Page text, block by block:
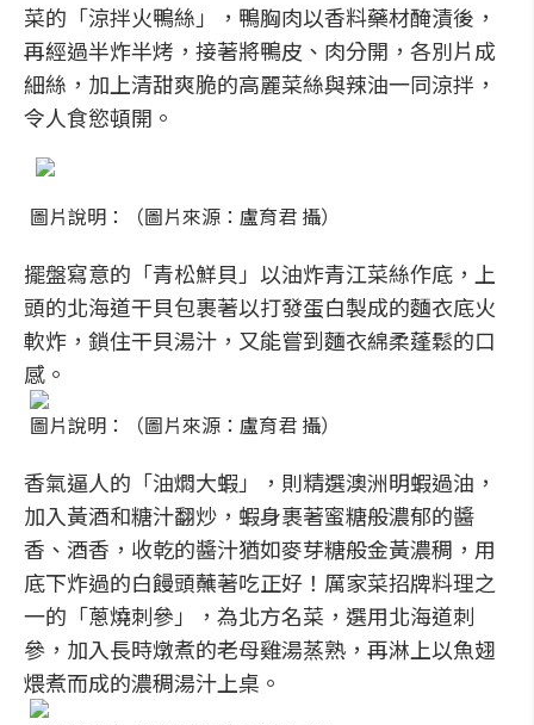
菜的「涼拌火鴨絲」，鴨胸肉以香料藥材醃漬後，
再經過半炸半烤，接著將鴨皮、肉分開，各別片成
細絲，加上清甜爽脆的高麗菜絲與辣油一同涼拌，
令人食慾頓開。
圖片說明：（圖片來源：盧育君 攝）
擺盤寫意的「青松鮮貝」以油炸青江菜絲作底，上
頭的北海道干貝包裹著以打發蛋白製成的麵衣底火
軟炸，鎖住干貝湯汁，又能嘗到麵衣綿柔蓬鬆的口
感。
圖片說明：（圖片來源：盧育君 攝）
香氣逼人的「油燜大蝦」，則精選澳洲明蝦過油，
加入黃酒和糖汁翻炒，蝦身裹著蜜糖般濃郁的醬
香、酒香，收乾的醬汁猶如麥芽糖般金黃濃稠，用
底下炸過的白饅頭蘸著吃正好！厲家菜招牌料理之
一的「蔥燒刺參」，為北方名菜，選用北海道刺
參，加入長時燉煮的老母雞湯蒸熟，再淋上以魚翅
煨煮而成的濃稠湯汁上桌。